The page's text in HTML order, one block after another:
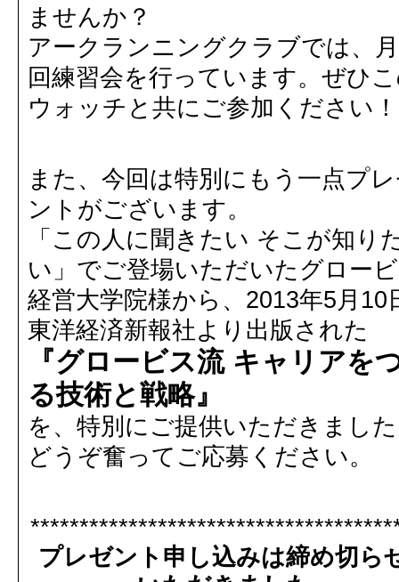
ませんか？
アークランニングクラブでは、
回練習会を行っています。ぜひ
ウォッチと共にご参加ください！
また、今回は特別にもう一点プ
ントがございます。
「この人に聞きたい そこが知り
い」でご登場いただいたグロー
経営大学院様から、2013年5月10
東洋経済新報社より出版された
『グロービス流 キャリアを
る技術と戦略』
を、特別にご提供いただきまし
どうぞ奮ってご応募ください。
プレゼント申し込みは締め切ら